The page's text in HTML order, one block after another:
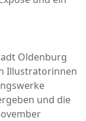
Oldenburg
Illustratorinnen
und die